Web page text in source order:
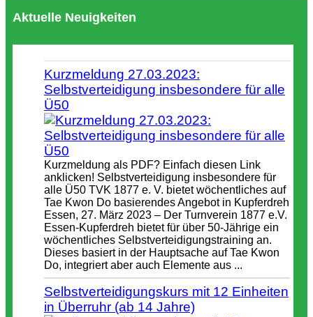
Aktuelle Neuigkeiten
Kurzmeldung 27.03.2023:
Selbstverteidigung insbesondere für alle
Ü50
Kurzmeldung als PDF? Einfach diesen Link
anklicken! Selbstverteidigung insbesondere für
alle Ü50 TVK 1877 e. V. bietet wöchentliches auf
Tae Kwon Do basierendes Angebot in Kupferdreh
Essen, 27. März 2023 – Der Turnverein 1877 e.V.
Essen-Kupferdreh bietet für über 50-Jährige ein
wöchentliches Selbstverteidigungstraining an.
Dieses basiert in der Hauptsache auf Tae Kwon
Do, integriert aber auch Elemente aus ...
Selbstverteidigungskurs mit 12 Einheiten
in Überruhr (ab 14 Jahre)